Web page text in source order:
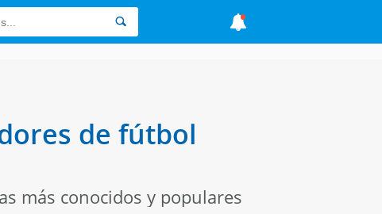
de fútbol
más conocidos y populares